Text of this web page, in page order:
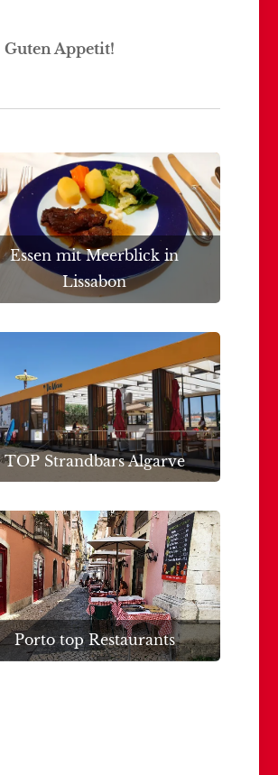
Guten Appetit!
Essen mit Meerblick in
Lissabon
TOP Strandbars Algarve
Porto top Restaurants